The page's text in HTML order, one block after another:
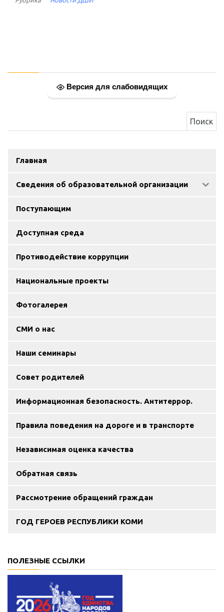
Версия для слабовидящих
Главная
Сведения об образовательной организации
Поступающим
Доступная среда
Противодействие коррупции
Национальные проекты
Фотогалерея
СМИ о нас
Наши семинары
Совет родителей
Информационная безопасность. Антитеррор.
Правила поведения на дороге и в транспорте
Независимая оценка качества
Обратная связь
Рассмотрение обращений граждан
ГОД ГЕРОЕВ РЕСПУБЛИКИ КОМИ
ПОЛЕЗНЫЕ ССЫЛКИ